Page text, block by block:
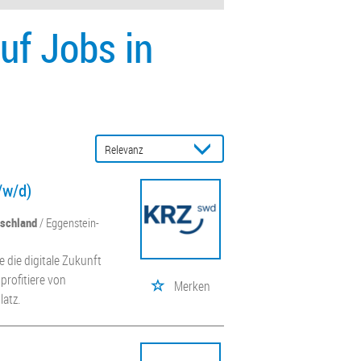
Jobs in
d)
/ Eggenstein-
die digitale Zukunft
von
Merken